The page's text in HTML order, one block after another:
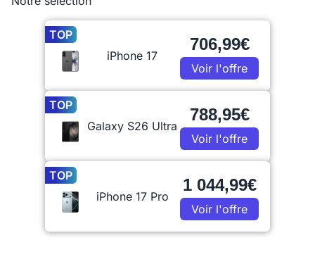
TOP
iPhone 17
706,99€
Voir l'offre
TOP
Galaxy S26 Ultra
788,95€
Voir l'offre
TOP
iPhone 17 Pro
1 044,99€
Voir l'offre